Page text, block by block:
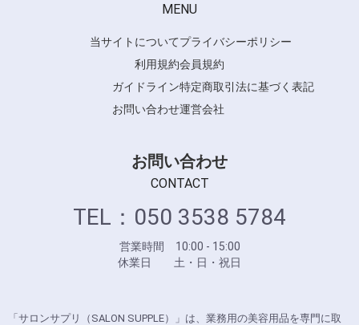
MENU
当サイトについてプライバシーポリシー
利用規約会員規約
ガイドライン特定商取引法に基づく表記
お問い合わせ運営会社
お問い合わせ
CONTACT
TEL：050 3538 5784
営業時間 10:00 - 15:00
休業日 土・日・祝日
「サロンサプリ（SALON SUPPLE）」は、業務用の美容用品を専門に取